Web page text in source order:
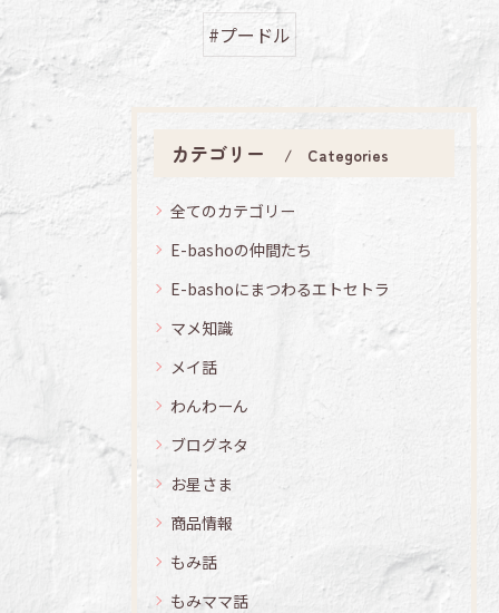
#プードル
カテゴリー Categories
全てのカテゴリー
E-bashoの仲間たち
E-bashoにまつわるエトセトラ
マメ知識
メイ話
わんわーん
ブログネタ
お星さま
商品情報
もみ話
もみママ話